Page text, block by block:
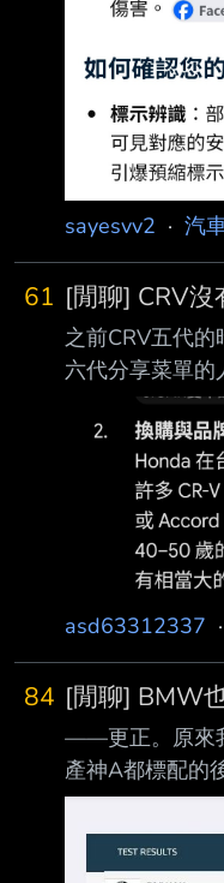
sayesvv2 · 汽
61 [閒聊] CRV沒
之前CRV五代的
六代分享菜單的
電版本了 卻沒
菜單 現在版上
asd63312337 ·
84 [閒聊] BMW
——更正。原來
產神A都標配的
x1沒有 考量到
時買了一台X1
子 。 初心跟選